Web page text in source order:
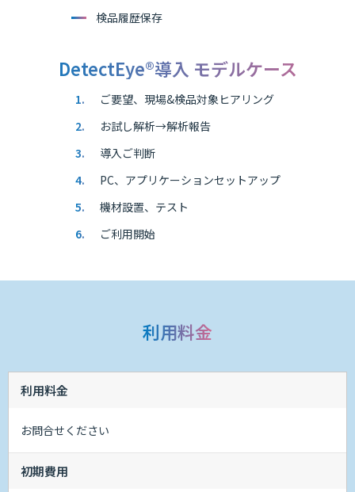
検品履歴保存
DetectEye®導入 モデルケース
ご要望、現場&検品対象ヒアリング
お試し解析→解析報告
導入ご判断
PC、アプリケーションセットアップ
機材設置、テスト
ご利用開始
利用料金
利用料金
お問合せください
初期費用